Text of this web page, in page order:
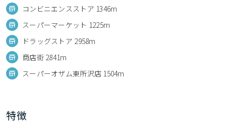
コンビニエンスストア 1346m
スーパーマーケット 1225m
ドラッグストア 2958m
商店街 2841m
スーパーオザム東所沢店 1504m
特徴